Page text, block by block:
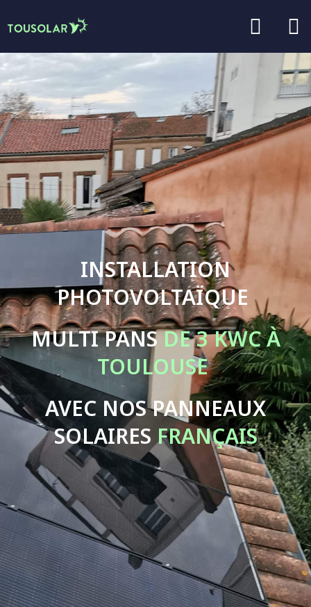
INSTALLATION
PHOTOVOLTAÏQUE
MULTI PANSDE 3 KWC À
TOULOUSE
AVEC NOS PANNEAUX
SOLAIRESFRANÇAIS